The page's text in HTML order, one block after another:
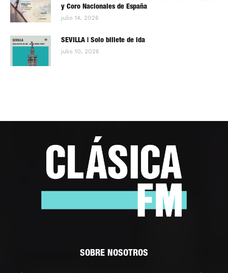
y Coro Nacionales de España
julio 14, 2026
SEVILLA | Solo billete de ida
julio 10, 2026
SOBRE NOSOTROS